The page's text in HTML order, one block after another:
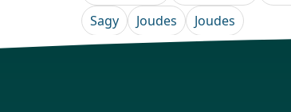
Sagy
Joudes Joudes